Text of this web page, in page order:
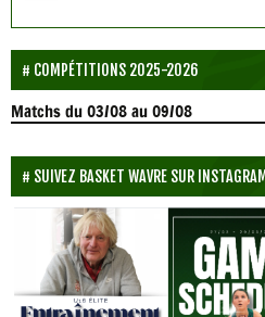
COMPÉTITIONS 2025-2026
Matchsdu 03/08 au 09/08
SUIVEZ BASKET WAVRE SUR